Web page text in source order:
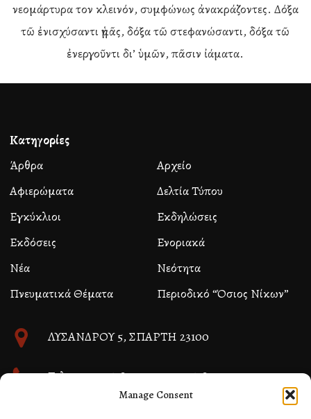
Manage Consent
νεομάρτυρα τον κλεινόν, συμφώνως ἀνακράζοντες. Δόξα
τῶ ἐνισχύσαντι ἡμᾶς, δόξα τῶ στεφανώσαντι, δόξα τῶ
ἐνεργοῦντι δι’ ὑμῶν, πᾶσιν ἰάματα.
Κατηγορίες
Άρθρα
Αρχείο
Αφιερώματα
Δελτία Τύπου
Εγκύκλιοι
Εκδηλώσεις
Εκδόσεις
Ενοριακά
Νέα
Νεότητα
Πνευματικά Θέματα
Περιοδικό “Όσιος Νίκων”
ΛΥΣΑΝΔΡΟΥ 5, ΣΠΑΡΤΗ 23100
Τηλ. 27310 26580 και 27310 26581